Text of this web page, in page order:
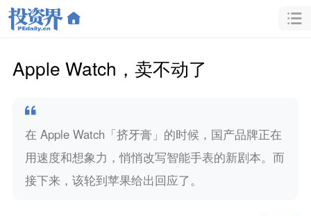
Apple Watch，卖不动了
在 Apple Watch「挤牙膏」的时候，国产品牌正在
用速度和想象力，悄悄改写智能手表的新剧本。而
接下来，该轮到苹果给出回应了。